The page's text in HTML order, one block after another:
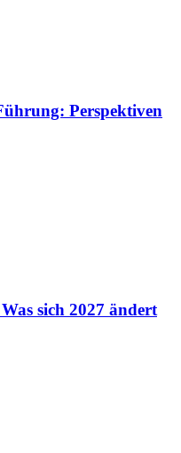
Perspektiven
sich 2027 ändert